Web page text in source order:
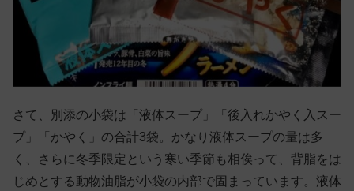
さて、別添の小袋は「液体スープ」「後入れかやく入スー
プ」「かやく」の合計3袋。かなり液体スープの量は多
く、さらに冬季限定という寒い季節も相俟って、背脂をは
じめとする動物油脂が小袋の内部で固まっています。液体